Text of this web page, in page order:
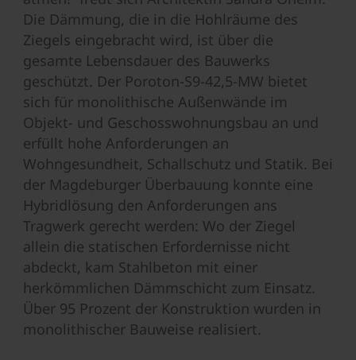
Die Dämmung, die in die Hohlräume des
Ziegels eingebracht wird, ist über die
gesamte Lebensdauer des Bauwerks
geschützt. Der Poroton-S9-42,5-MW bietet
sich für monolithische Außenwände im
Objekt- und Geschosswohnungsbau an und
erfüllt hohe Anforderungen an
Wohngesundheit, Schallschutz und Statik. Bei
der Magdeburger Überbauung konnte eine
Hybridlösung den Anforderungen ans
Tragwerk gerecht werden: Wo der Ziegel
allein die statischen Erfordernisse nicht
abdeckt, kam Stahlbeton mit einer
herkömmlichen Dämmschicht zum Einsatz.
Über 95 Prozent der Konstruktion wurden in
monolithischer Bauweise realisiert.